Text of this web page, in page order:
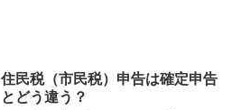
住民税（市民税）申告は確定申告
とどう違う？